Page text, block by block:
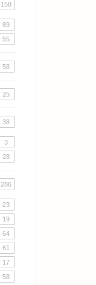
158
89
55
58
25
38
3
28
286
23
19
64
61
17
58